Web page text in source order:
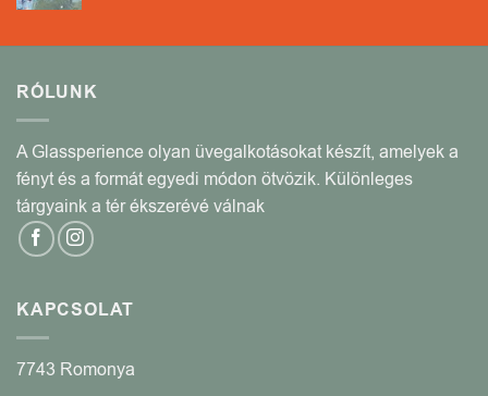
RÓLUNK
A Glassperience olyan üvegalkotásokat készít, amelyek a
fényt és a formát egyedi módon ötvözik. Különleges
tárgyaink a tér ékszerévé válnak
KAPCSOLAT
7743 Romonya